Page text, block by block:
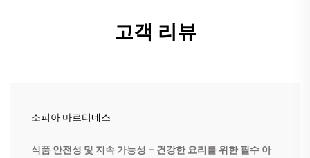
고객 리뷰
소피아 마르티네스
식품 안전성 및 지속 가능성 – 건강한 요리를 위한 필수 아